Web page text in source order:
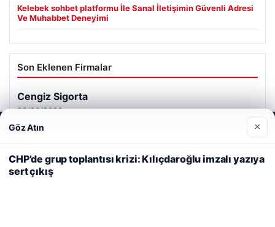
Kelebek sohbet platformu İle Sanal İletişimin Güvenli Adresi
Ve Muhabbet Deneyimi
Son Eklenen Firmalar
Cengiz Sigorta
23/06/2026
Web sitemizi nasıl kullandığınızı daha iyi anlayabilmek,
deneyiminizi kişiselleştirmek ve geliştirmek amacıyla çerezler
kullanıyoruz.
Çerez Politikamız
Reddet
Göz Atın ×
CHP’de grup toplantısı krizi: Kılıçdaroğlu imzalı yazıya
sert çıkış